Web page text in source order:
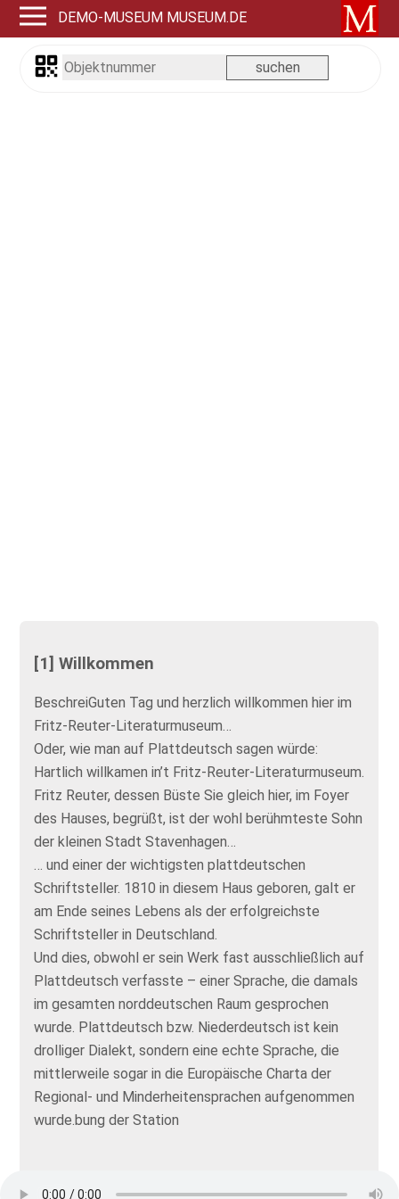
DEMO-MUSEUM MUSEUM.DE
[1] Willkommen
BeschreiGuten Tag und herzlich willkommen hier im
Fritz-Reuter-Literaturmuseum…
Oder, wie man auf Plattdeutsch sagen würde:
Hartlich willkamen in’t Fritz-Reuter-Literaturmuseum.
Fritz Reuter, dessen Büste Sie gleich hier, im Foyer
des Hauses, begrüßt, ist der wohl berühmteste Sohn
der kleinen Stadt Stavenhagen…
… und einer der wichtigsten plattdeutschen
Schriftsteller. 1810 in diesem Haus geboren, galt er
am Ende seines Lebens als der erfolgreichste
Schriftsteller in Deutschland.
Und dies, obwohl er sein Werk fast ausschließlich auf
Plattdeutsch verfasste – einer Sprache, die damals
im gesamten norddeutschen Raum gesprochen
wurde. Plattdeutsch bzw. Niederdeutsch ist kein
drolliger Dialekt, sondern eine echte Sprache, die
mittlerweile sogar in die Europäische Charta der
Regional- und Minderheitensprachen aufgenommen
wurde.bung der Station
Foto 1: © MuseumXY, Name Fotograf